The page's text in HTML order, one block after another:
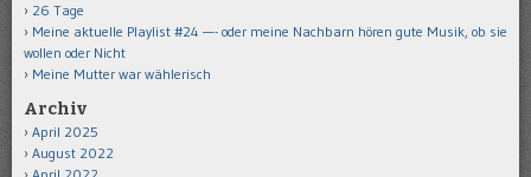
26 Tage
Meine aktuelle Playlist #24 —- oder meine Nachbarn hören gute Musik, ob sie
wollen oder Nicht
Meine Mutter war wählerisch
Archiv
April 2025
August 2022